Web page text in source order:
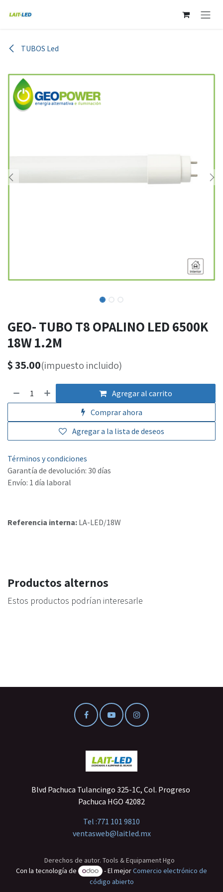
TUBOS Led
GEO- TUBO T8 OPALINO LED 6500K
18W 1.2M
$35.00(impuesto incluido)
Agregar al carrito
Comprar ahora
Agregar a la lista de deseos
Términos y condiciones
Garantía de devolución: 30 días
Envío: 1 día laboral
Referencia interna: LA-LED/18W
Productos alternos
Estos productos podrían interesarle
Blvd Pachuca Tulancingo 325-1C, Col. Progreso
Pachuca HGO 42082
Tel :771 101 9810
ventasweb@laitled.mx
Derechos de autor. Tools & Equipament Hgo
Con la tecnología de
- El mejorComercio electrónico de
código abierto